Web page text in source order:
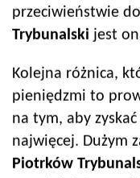
przeciwieństwie do
Trybunalski jest
Kolejna różnica,
pieniędzmi to
na tym, aby
najwięcej. Dużym
Piotrków